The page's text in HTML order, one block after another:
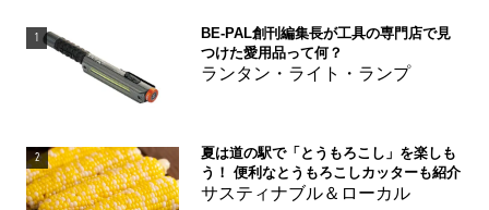
1
BE-PAL創刊編集長が工具の専門店で見
つけた愛用品って何？
ランタン・ライト・ランプ
2
夏は道の駅で「とうもろこし」を楽しも
う！ 便利なとうもろこしカッターも紹介
サスティナブル＆ローカル